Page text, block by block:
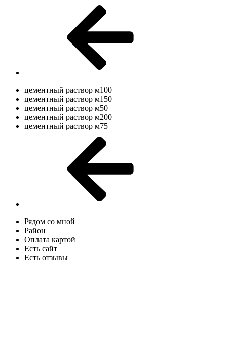
цементный раствор м100
цементный раствор м150
цементный раствор м50
цементный раствор м200
цементный раствор м75
Рядом со мной
Район
Оплата картой
Есть сайт
Есть отзывы